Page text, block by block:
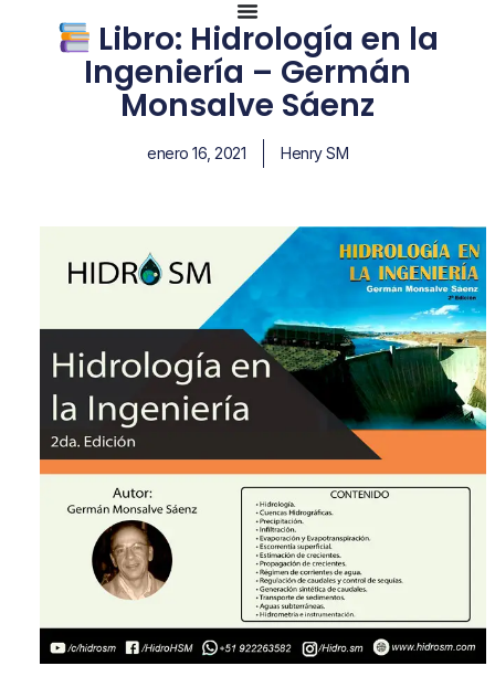
Libro: Hidrología en la
Ingeniería – Germán
Monsalve Sáenz
enero 16, 2021 Henry SM